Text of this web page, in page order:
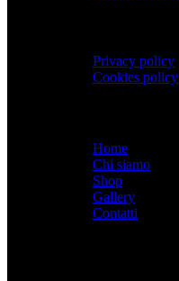
Privacy policy
Cookies policy
Home
Chi siamo
Shop
Gallery
Contatti